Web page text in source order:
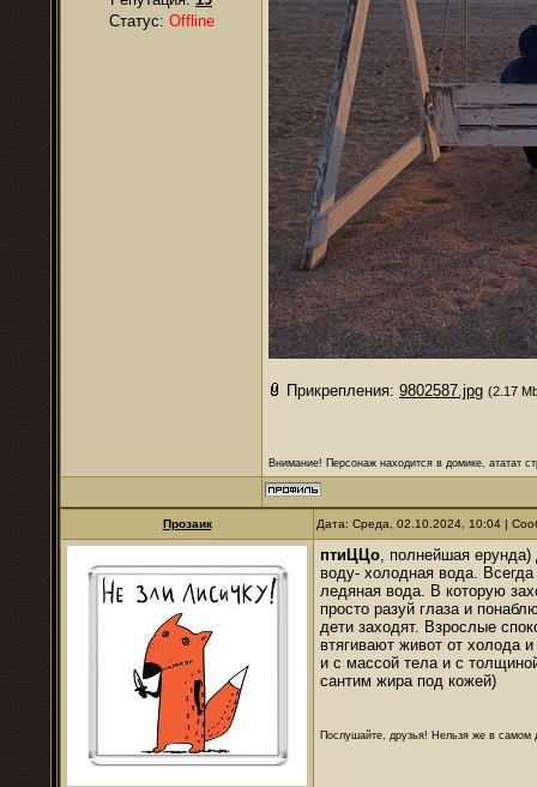
Статус: Offline
Прикрепления: 9802587.jpg (2.17
Внимание! Персонаж находится в домике, ататат
Прозаик Дата: Среда, 02.10.2024, 10:04 |
птиЦЦо, полнейшая ерунда)
воду- холодная вода.
ледяная вода. В которую
просто разуй глаза и
дети заходят. Взрослые
втягивают живот от холода
и с массой тела и с
сантим жира под кожей)
Послушайте, друзья! Нельзя же в самом